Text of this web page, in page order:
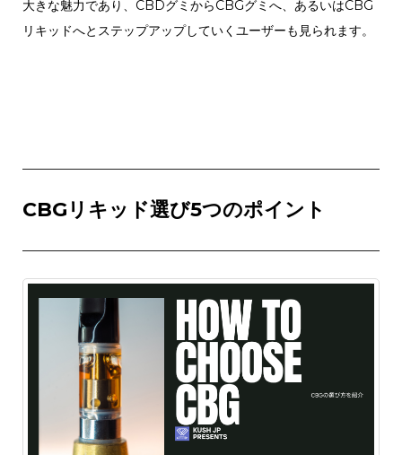
大きな魅力であり、CBDグミからCBGグミへ、あるいはCBG
リキッドへとステップアップしていくユーザーも見られます。
CBGリキッド選び5つのポイント